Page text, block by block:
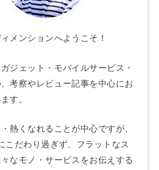
メンションへようこそ！
ジェット・モバイルサービス・
考察やレビュー記事を中心にお
す。
熱くなれることが中心ですが、
こだわり過ぎず、フラットなス
なモノ・サービスをお伝えする